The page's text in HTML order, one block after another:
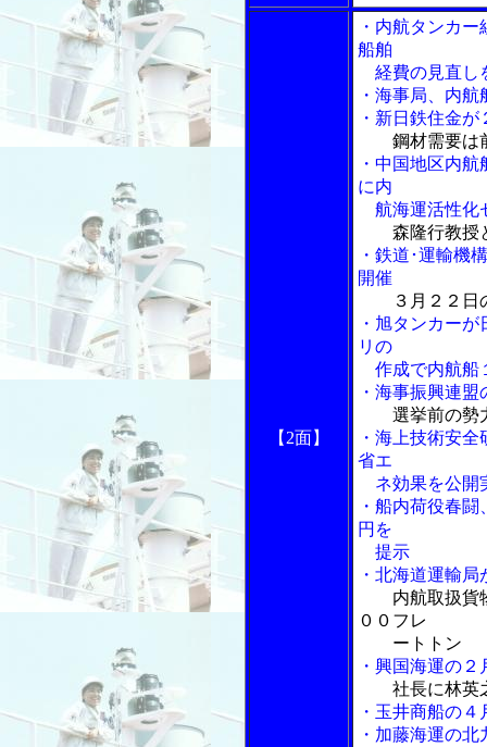
【2面】
・内航タンカ
船舶
経費の見直し
・海事局、内
・新日鉄住金
鋼材需要は
・中国地区内
に内
航海運活性化
森隆行教授
・鉄道･運輸機
開催
３月２２
・旭タンカー
リの
作成で内航船
・海事振興連
選挙前の勢
・海上技術安
省エ
ネ効果を公開
・船内荷役春
円を
提示
・北海道運輸
内航取扱貨
００フレ
ートトン
・興国海運の
社長に林英
・玉井商船の
・加藤海運の